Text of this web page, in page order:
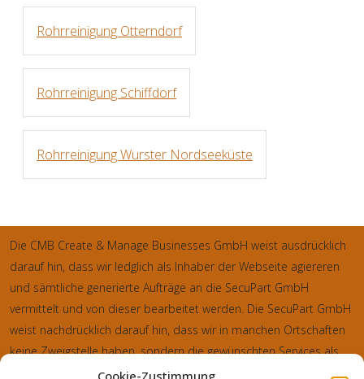
Cookie-Zustimmung
Rohrreinigung Otterndorf
Rohrreinigung Schiffdorf
Rohrreinigung Wurster Nordseeküste
Die CMB Create & Manage Businesses GmbH weist ausdrücklich
darauf hin, dass wir ledglich als Inhaber der Webseite agiereren
und sämtliche generierte Aufträge an die SecuPart GmbH
vermittelt und von dieser bearbeitet werden. Die SecuPart GmbH
weist nachdrücklich darauf hin, dass wir in manchen Ortschaften
keine Zweigstelle haben, sondern die gewünschten Services als
mobiler Dienstleister zu unserem fairen Ortstarif bieten. Neben